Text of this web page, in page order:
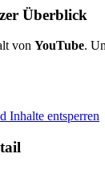
Überblick
von YouTube.
Inhalte entsperren